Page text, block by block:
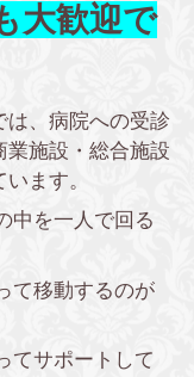
大歓迎で
は、病院への受診
業施設・総合施設
ます。
中を一人で回る
て移動するのが
てサポートして